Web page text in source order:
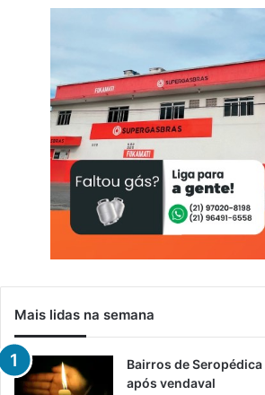
Mais lidas na semana
Bairros de
após vendaval